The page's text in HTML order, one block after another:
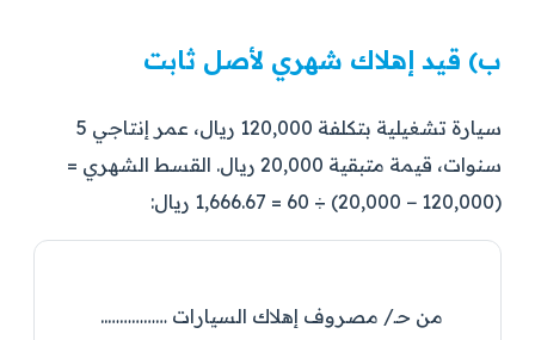
ب) قيد إهلاك شهري لأصل ثابت
سيارة تشغيلية بتكلفة 120,000 ريال، عمر إنتاجي 5
سنوات، قيمة متبقية 20,000 ريال. القسط الشهري =
(120,000 − 20,000) ÷ 60 = 1,666.67 ريال:
من حـ/ مصروف إهلاك السيارات ……………..